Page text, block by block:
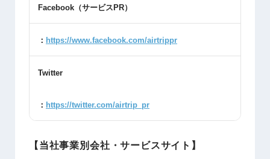
Facebook （サービス PR）
： https://www.facebook.com/airtrippr
Twitter
： https://twitter.com/airtrip_pr
【当社事業別会社・サービスサイト】